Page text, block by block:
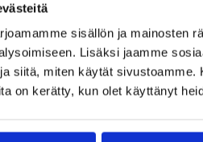
sisällön ja mainosten
Lisäksi jaamme
siitä, miten käytät
on kerätty, kun olet käyttänyt